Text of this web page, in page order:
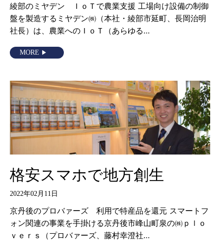
綾部のミヤデン ＩｏＴで農業支援 工場向け設備の制御
盤を製造するミヤデン㈱（本社・綾部市延町、長岡治明
社長）は、農業へのＩｏＴ（あらゆる…
MORE
格安スマホで地方創生
2022年02月11日
京丹後のプロバァーズ 利用で特産品を還元 スマートフ
ォン関連の事業を手掛ける京丹後市峰山町泉の㈱ｐｌｏ
ｖｅｒｓ（プロバァーズ、藤村幸澄社…